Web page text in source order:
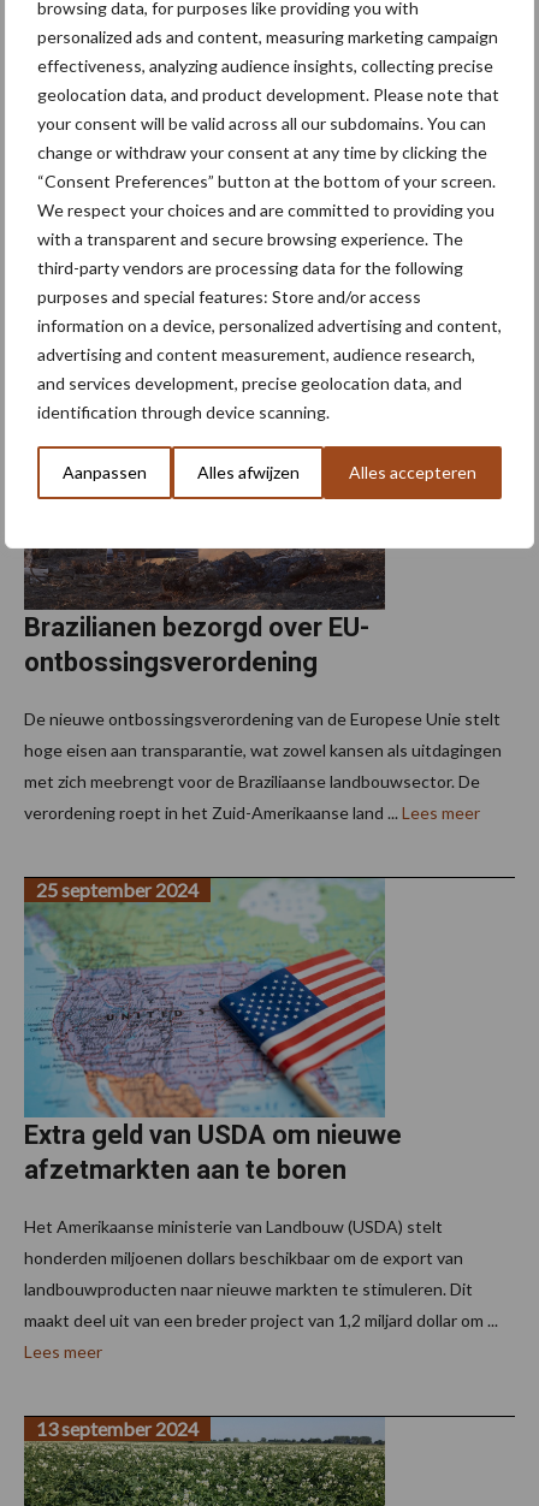
browsing data, for purposes like providing you with
personalized ads and content, measuring marketing campaign
effectiveness, analyzing audience insights, collecting precise
geolocation data, and product development. Please note that
your consent will be valid across all our subdomains. You can
change or withdraw your consent at any time by clicking the
“Consent Preferences” button at the bottom of your screen.
We respect your choices and are committed to providing you
with a transparent and secure browsing experience. The
third-party vendors are processing data for the following
purposes and special features: Store and/or access
information on a device, personalized advertising and content,
advertising and content measurement, audience research,
and services development, precise geolocation data, and
identification through device scanning.
Aanpassen Alles afwijzen Alles accepteren
Batterijopslag voor agrariërs: Een
slimme investering in de toekomst?
Steeds meer agrariërs ontdekken de voordelen van
batterijopslag. Door de toenemende productie van zonne-
energie op boerenerven, wordt de vraag naar efficiënte
opslagoplossingen steeds groter. Maar wat zijn nu precies de
voordelen ...Lees meer
Brazilianen bezorgd over EU-
ontbossingsverordening
27 september 2024
De nieuwe ontbossingsverordening van de Europese Unie stelt
hoge eisen aan transparantie, wat zowel kansen als uitdagingen
met zich meebrengt voor de Braziliaanse landbouwsector. De
verordening roept in het Zuid-Amerikaanse land ... Lees meer
Extra geld van USDA om nieuwe
afzetmarkten aan te boren
25 september 2024
Het Amerikaanse ministerie van Landbouw (USDA) stelt
honderden miljoenen dollars beschikbaar om de export van
landbouwproducten naar nieuwe markten te stimuleren. Dit
maakt deel uit van een breder project van 1,2 miljard dollar om ...
Lees meer
13 september 2024